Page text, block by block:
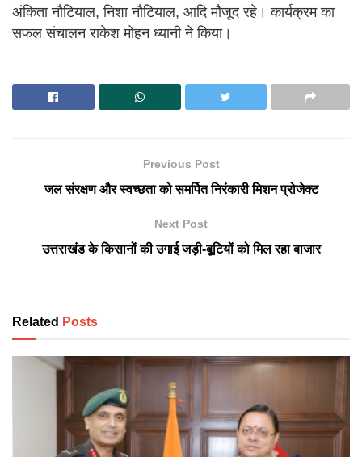
अंकिता नौटियाल, निशा नौटियाल, आदि मौजूद रहे। कार्यक्रम का
सफल संचालन राकेश मोहन ध्यानी ने किया।
Previous Post
जल संरक्षण और स्वच्छता को समर्पित निरंकारी मिशन प्रोजेक्ट
Next Post
उत्तराखंड के किसानों की उगाई जड़ी-बूटियों को मिल रहा बाजार
Related Posts